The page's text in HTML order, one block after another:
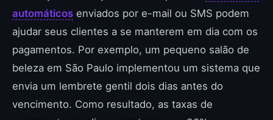
automáticos enviados por e-mail ou SMS podem
ajudar seus clientes a se manterem em dia com os
pagamentos. Por exemplo, um pequeno salão de
beleza em São Paulo implementou um sistema que
envia um lembrete gentil dois dias antes do
vencimento. Como resultado, as taxas de